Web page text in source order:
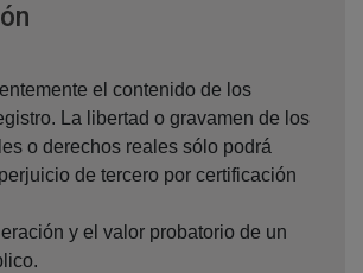
el contenido de los
La libertad o gravamen de los
o derechos reales sólo podrá
de tercero por certificación
y el valor probatorio de un